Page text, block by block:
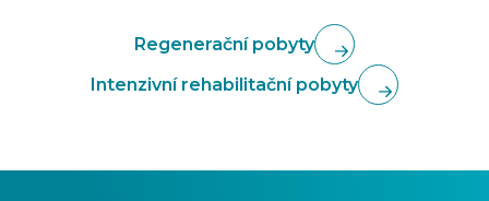
Regenerační pobyty
Intenzivní rehabilitační pobyty